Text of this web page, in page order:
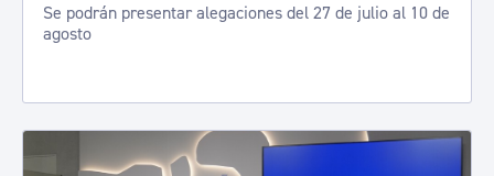
Se podrán presentar alegaciones del 27 de julio al 10 de
agosto